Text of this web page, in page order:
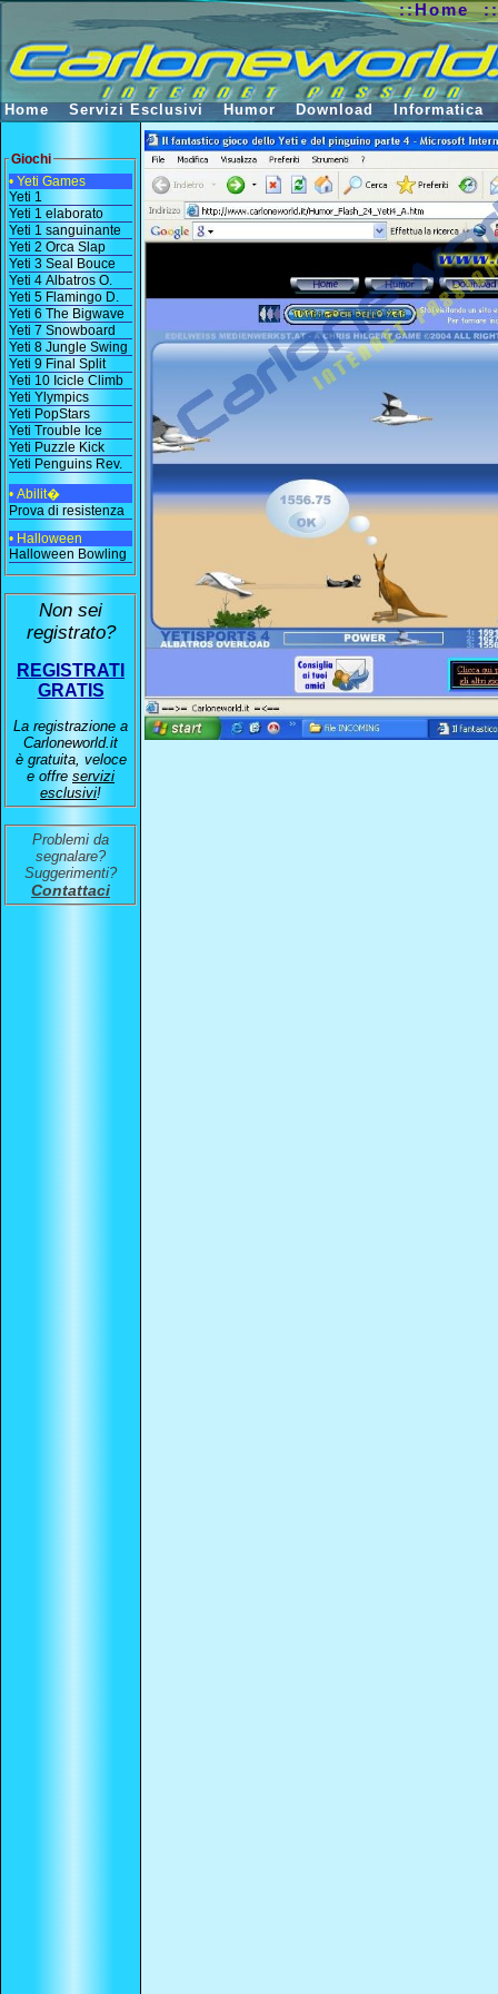
Giochi
• Yeti Games
Yeti 1
Yeti 1 elaborato
Yeti 1 sanguinante
Yeti 2 Orca Slap
Yeti 3 Seal Bouce
Yeti 4 Albatros O.
Yeti 5 Flamingo D.
Yeti 6 The Bigwave
Yeti 7 Snowboard
Yeti 8 Jungle Swing
Yeti 9 Final Split
Yeti 10 Icicle Climb
Yeti Ylympics
Yeti PopStars
Yeti Trouble Ice
Yeti Puzzle Kick
Yeti Penguins Rev.
• Abilit�
Prova di resistenza
• Halloween
Halloween Bowling
Non sei
registrato?
REGISTRATI
GRATIS
La registrazione a
Carloneworld.it
è gratuita, veloce
e offre servizi
esclusivi!
Problemi da
segnalare?
Suggerimenti?
Contattaci
::Home
Home Servizi Esclusivi Humor Download Informatica